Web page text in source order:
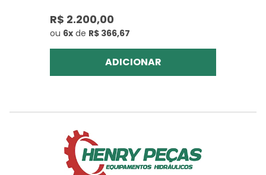
R$ 2.200,00
ou 6x de R$ 366,67
ADICIONAR